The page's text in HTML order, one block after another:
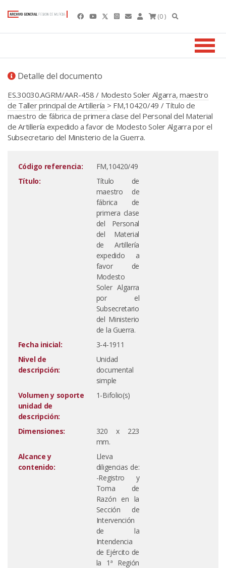
(0 )
Detalle del documento
ES.30030.AGRM/AAR-458 / Modesto Soler Algarra, maestro
de Taller principal de Artillería > FM,10420/49 / Título de
maestro de fábrica de primera clase del Personal del Material
de Artillería expedido a favor de Modesto Soler Algarra por el
Subsecretario del Ministerio de la Guerra.
Código referencia:
FM,10420/49
Título:
Título de
maestro de
fábrica de
primera clase
del Personal
del Material
de Artillería
expedido a
favor de
Modesto
Soler Algarra
por el
Subsecretario
del Ministerio
de la Guerra.
Fecha inicial:
3-4-1911
Nivel de
descripción:
Unidad
documental
simple
Volumen y soporte
unidad de
descripción:
1-Bifolio(s)
Dimensiones:
320 x 223
mm.
Alcance y
contenido:
Lleva
diligencias de:
-Registro y
Toma de
Razón en la
Sección de
Intervención
de la
Intendencia
de Ejército de
la 1ª Región